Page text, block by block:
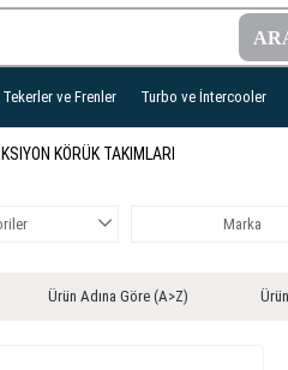
Tekerler ve Frenler Turbo ve İntercooler
KÖRÜK TAKIMLARI
Marka
Ürün Adına Göre (A>Z)